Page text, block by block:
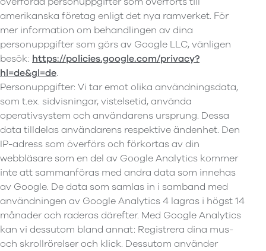
amerikanska företag enligt det nya ramverket. För
mer information om behandlingen av dina
personuppgifter som görs av Google LLC, vänligen
besök: https://policies.google.com/privacy?
hl=de&gl=de.
Personuppgifter: Vi tar emot olika användningsdata,
som t.ex. sidvisningar, vistelsetid, använda
operativsystem och användarens ursprung. Dessa
data tilldelas användarens respektive ändenhet. Den
IP-adress som överförs och förkortas av din
webbläsare som en del av Google Analytics kommer
inte att sammanföras med andra data som innehas
av Google. De data som samlas in i samband med
användningen av Google Analytics 4 lagras i högst 14
månader och raderas därefter. Med Google Analytics
kan vi dessutom bland annat: Registrera dina mus-
och skrollrörelser och klick. Dessutom använder